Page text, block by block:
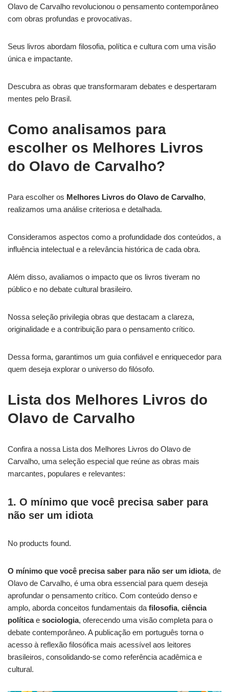
Olavo de Carvalho revolucionou o pensamento contemporâneo
com obras profundas e provocativas.
Seus livros abordam filosofia, política e cultura com uma visão
única e impactante.
Descubra as obras que transformaram debates e despertaram
mentes pelo Brasil.
Como analisamos para
escolher os Melhores Livros
do Olavo de Carvalho?
Para escolher os Melhores Livros do Olavo de Carvalho,
realizamos uma análise criteriosa e detalhada.
Consideramos aspectos como a profundidade dos conteúdos, a
influência intelectual e a relevância histórica de cada obra.
Além disso, avaliamos o impacto que os livros tiveram no
público e no debate cultural brasileiro.
Nossa seleção privilegia obras que destacam a clareza,
originalidade e a contribuição para o pensamento crítico.
Dessa forma, garantimos um guia confiável e enriquecedor para
quem deseja explorar o universo do filósofo.
Lista dos Melhores Livros do
Olavo de Carvalho
Confira a nossa Lista dos Melhores Livros do Olavo de
Carvalho, uma seleção especial que reúne as obras mais
marcantes, populares e relevantes:
1. O mínimo que você precisa saber para
não ser um idiota
No products found.
O mínimo que você precisa saber para não ser um idiota, de
Olavo de Carvalho, é uma obra essencial para quem deseja
aprofundar o pensamento crítico. Com conteúdo denso e
amplo, aborda conceitos fundamentais dafilosofia, ciência
políticae sociologia, oferecendo uma visão completa para o
debate contemporâneo. A publicação em português torna o
acesso à reflexão filosófica mais acessível aos leitores
brasileiros, consolidando-se como referência acadêmica e
cultural.